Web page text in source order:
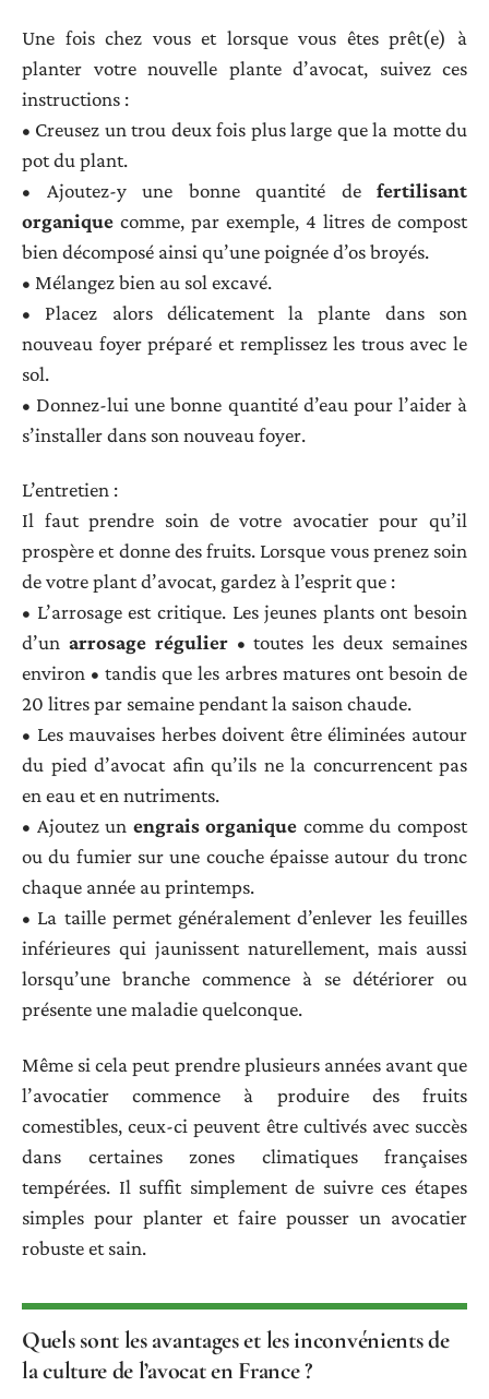
Une fois chez vous et lorsque vous êtes prêt(e) à
planter votre nouvelle plante d’avocat, suivez ces
instructions :
• Creusez un trou deux fois plus large que la motte du
pot du plant.
• Ajoutez-y une bonne quantité de fertilisant
organique comme, par exemple, 4 litres de compost
bien décomposé ainsi qu’une poignée d’os broyés.
• Mélangez bien au sol excavé.
• Placez alors délicatement la plante dans son
nouveau foyer préparé et remplissez les trous avec le
sol.
• Donnez-lui une bonne quantité d’eau pour l’aider à
s’installer dans son nouveau foyer.
L’entretien :
Il faut prendre soin de votre avocatier pour qu’il
prospère et donne des fruits. Lorsque vous prenez soin
de votre plant d’avocat, gardez à l’esprit que :
• L’arrosage est critique. Les jeunes plants ont besoin
d’un arrosage régulier• toutes les deux semaines
environ • tandis que les arbres matures ont besoin de
20 litres par semaine pendant la saison chaude.
• Les mauvaises herbes doivent être éliminées autour
du pied d’avocat afin qu’ils ne la concurrencent pas
en eau et en nutriments.
• Ajoutez un engrais organique comme du compost
ou du fumier sur une couche épaisse autour du tronc
chaque année au printemps.
• La taille permet généralement d’enlever les feuilles
inférieures qui jaunissent naturellement, mais aussi
lorsqu’une branche commence à se détériorer ou
présente une maladie quelconque.
Même si cela peut prendre plusieurs années avant que
l’avocatier commence à produire des fruits
comestibles, ceux-ci peuvent être cultivés avec succès
dans certaines zones climatiques françaises
tempérées. Il suffit simplement de suivre ces étapes
simples pour planter et faire pousser un avocatier
robuste et sain.
Quels sont les avantages et les inconvénients de
la culture de l’avocat en France ?